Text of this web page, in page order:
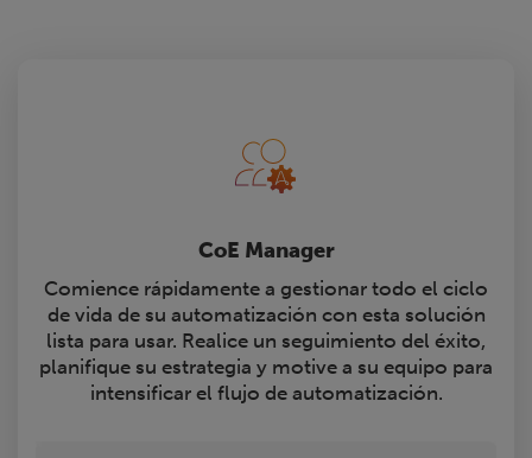
CoE Manager
Comience rápidamente a gestionar todo el ciclo
de vida de su automatización con esta solución
lista para usar. Realice un seguimiento del éxito,
planifique su estrategia y motive a su equipo para
intensificar el flujo de automatización.